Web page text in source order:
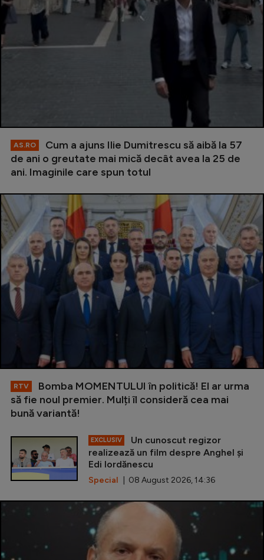
AS.RO
Cum a ajuns Ilie Dumitrescu să aibă la 57
de ani o greutate mai mică decât avea la 25 de
ani. Imaginile care spun totul
RTV
Bomba MOMENTULUI în politică! El ar urma
să fie noul premier. Mulți îl consideră cea mai
bună variantă!
EXCLUSIV
Un cunoscut regizor
realizează un film despre Anghel și
Edi Iordănescu
Special | 08 August 2026, 14:36